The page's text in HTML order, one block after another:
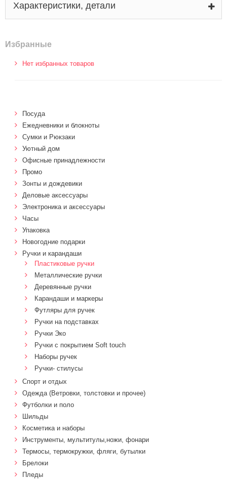
Характеристики, детали
Избранные
Нет избранных товаров
Посуда
Ежедневники и блокноты
Сумки и Рюкзаки
Уютный дом
Офисные принадлежности
Промо
Зонты и дождевики
Деловые аксессуары
Электроника и аксессуары
Часы
Упаковка
Новогодние подарки
Ручки и карандаши
Пластиковые ручки
Металлические ручки
Деревянные ручки
Карандаши и маркеры
Футляры для ручек
Ручки на подставках
Ручки Эко
Ручки с покрытием Soft touch
Наборы ручек
Ручки- стилусы
Спорт и отдых
Одежда (Ветровки, толстовки и прочее)
Футболки и поло
Шильды
Косметика и наборы
Инструменты, мультитулы,ножи, фонари
Термосы, термокружки, фляги, бутылки
Брелоки
Пледы